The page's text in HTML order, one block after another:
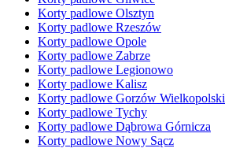
Korty padlowe Olsztyn
Korty padlowe Rzeszów
Korty padlowe Opole
Korty padlowe Zabrze
Korty padlowe Legionowo
Korty padlowe Kalisz
Korty padlowe Gorzów Wielkopolski
Korty padlowe Tychy
Korty padlowe Dąbrowa Górnicza
Korty padlowe Nowy Sącz